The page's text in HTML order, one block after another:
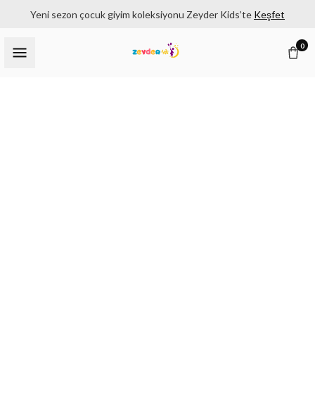
Yeni sezon çocuk giyim koleksiyonu Zeyder Kids’te Keşfet
0